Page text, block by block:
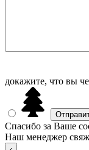
докажите, что вы
Спасибо за Ваше
Наш менеджер